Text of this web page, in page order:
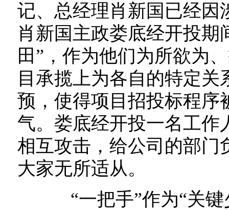
记、总经理肖新国已经因
肖新国主政娄底经开投期
田”，作为他们为所欲为
目承揽上为各自的特定
预，使得项目招投标程序
气。娄底经开投一名工作
相互攻击，给公司的部门
大家无所适从。
“一把手”作为“关键